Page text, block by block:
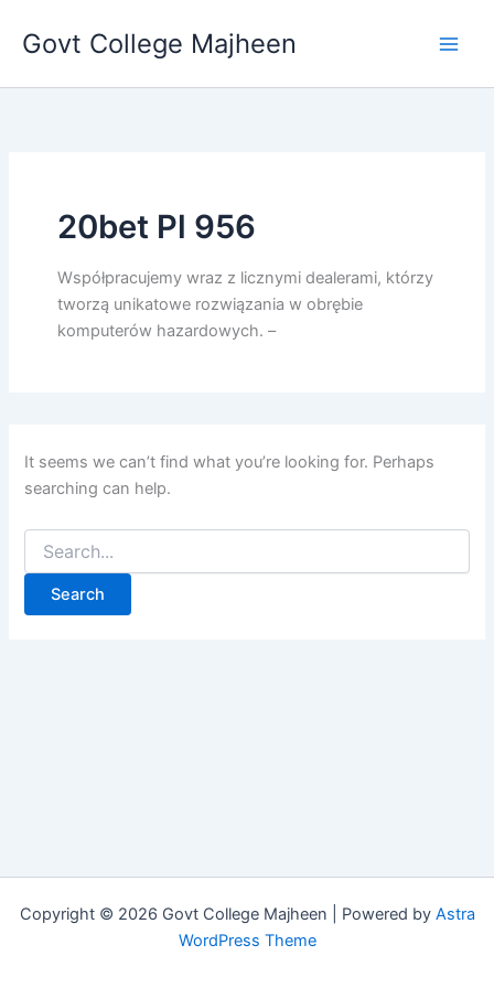
Govt College Majheen
20bet Pl 956
Współpracujemy wraz z licznymi dealerami, którzy
tworzą unikatowe rozwiązania w obrębie
komputerów hazardowych. –
It seems we can’t find what you’re looking for. Perhaps
searching can help.
for:
Copyright © 2026 Govt College Majheen | Powered by Astra
WordPress Theme